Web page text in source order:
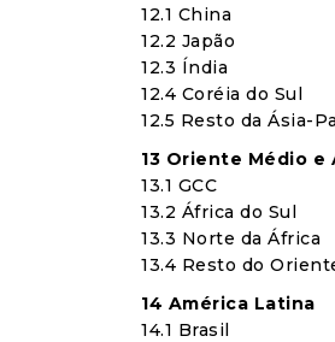
12.1 China
12.2 Japão
12.3 Índia
12.4 Coréia do Sul
12.5 Resto da Ásia-
13 Oriente Médio e
13.1 GCC
13.2 África do Sul
13.3 Norte da África
13.4 Resto do
14 América Latina
14.1 Brasil